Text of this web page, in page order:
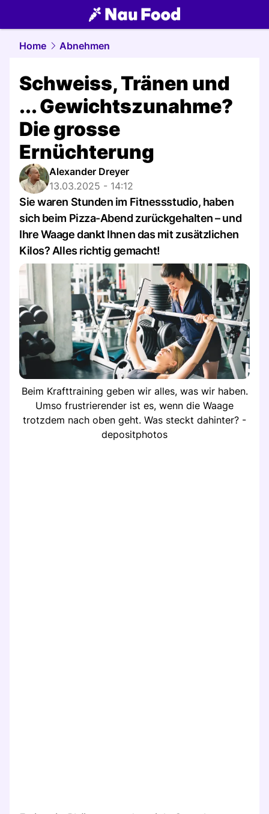
food.NAU.ch
Home Abnehmen
Schweiss, Tränen und
... Gewichtszunahme?
Die grosse
Ernüchterung
Alexander Dreyer
13.03.2025 - 14:12
Sie waren Stunden im Fitnessstudio, haben
sich beim Pizza-Abend zurückgehalten – und
Ihre Waage dankt Ihnen das mit zusätzlichen
Kilos? Alles richtig gemacht!
Beim Krafttraining geben wir alles, was wir haben.
Umso frustrierender ist es, wenn die Waage
trotzdem nach oben geht. Was steckt dahinter? -
depositphotos